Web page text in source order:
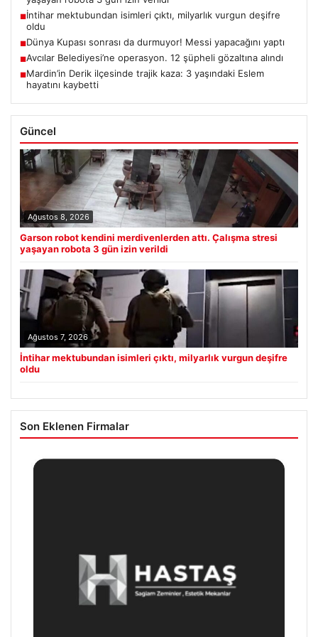
■İntihar mektubundan isimleri çıktı, milyarlık vurgun deşifre
oldu
■Dünya Kupası sonrası da durmuyor! Messi yapacağını yaptı
■Avcılar Belediyesi’ne operasyon. 12 şüpheli gözaltına alındı
■Mardin’in Derik ilçesinde trajik kaza: 3 yaşındaki Eslem
hayatını kaybetti
Güncel
Ağustos 8, 2026
Garson robot kendini merdivenlerden attı. Çalışma stresi
yaşayan robota 3 gün izin verildi
Ağustos 7, 2026
İntihar mektubundan isimleri çıktı, milyarlık vurgun deşifre
oldu
Son Eklenen Firmalar